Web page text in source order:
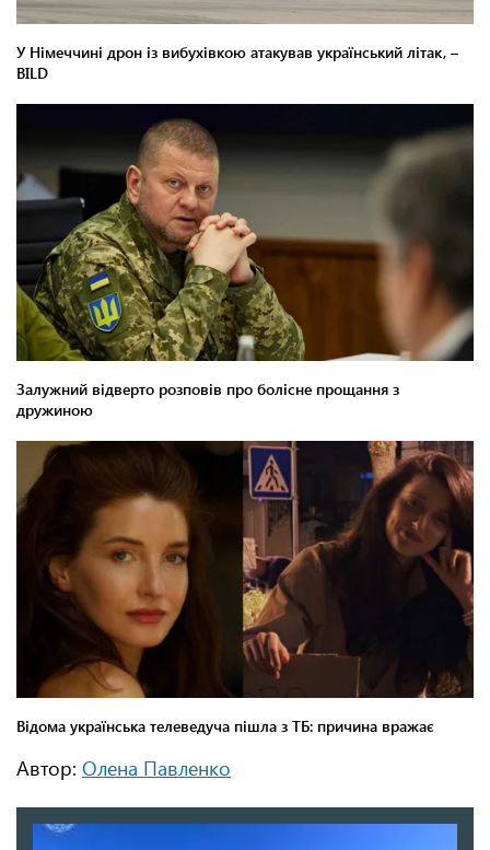
Автор: Олена Павленко